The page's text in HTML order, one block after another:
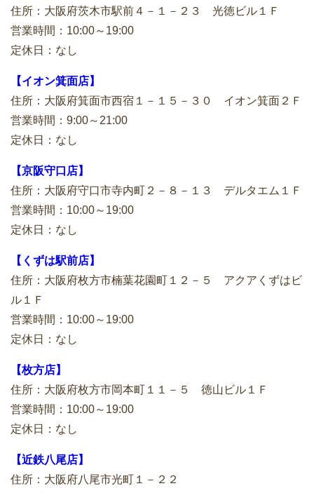
住所：大阪府茨木市駅前４－１－２３ 光徳ビル１Ｆ
営業時間：10:00～19:00
定休日：なし
【イオン箕面店】
住所：大阪府箕面市西宿１－１５－３０ イオン箕面２Ｆ
営業時間：9:00～21:00
定休日：なし
【京阪守口店】
住所：大阪府守口市寺内町２－８－１３ デルタエム１Ｆ
営業時間：10:00～19:00
定休日：なし
【くずは駅前店】
住所：大阪府枚方市楠葉花園町１２－５ アクアくずはビ
ル１Ｆ
営業時間：10:00～19:00
定休日：なし
【枚方店】
住所：大阪府枚方市岡本町１１－５ 徳山ビル１Ｆ
営業時間：10:00～19:00
定休日：なし
【近鉄八尾店】
住所：大阪府八尾市光町１－２２